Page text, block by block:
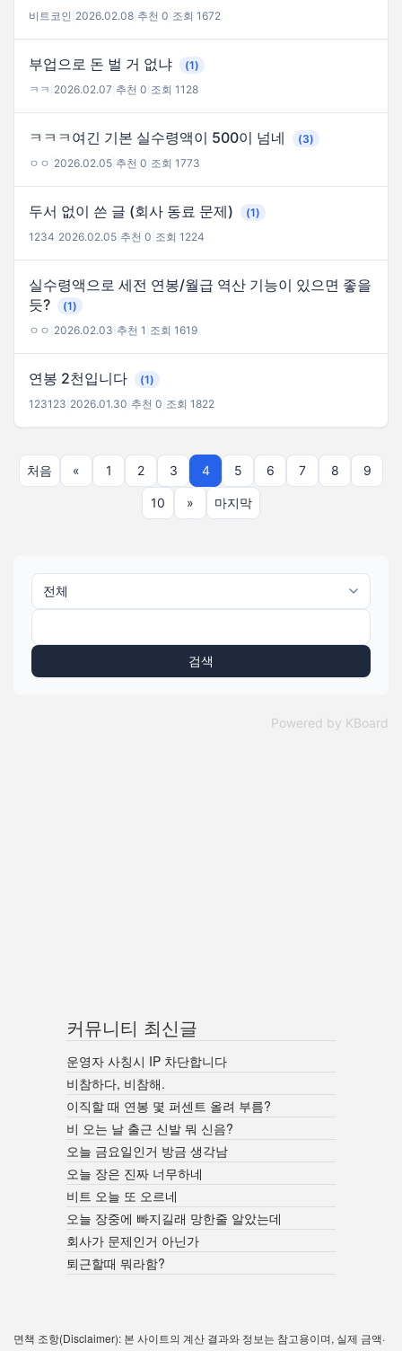
비트코인 2026.02.08 추천 0 조회 1672
부업으로 돈 벌 거 없냐
(1)
ㅋㅋ 2026.02.07 추천 0 조회 1128
ㅋㅋㅋ여긴 기본 실수령액이 500이 넘네
(3)
ㅇㅇ 2026.02.05 추천 0 조회 1773
두서 없이 쓴 글 (회사 동료 문제)
(1)
1234 2026.02.05 추천 0 조회 1224
실수령액으로 세전 연봉/월급 역산 기능이 있으면 좋을
듯?
(1)
ㅇㅇ 2026.02.03 추천 1 조회 1619
연봉 2천입니다
(1)
123123 2026.01.30 추천 0 조회 1822
처음 « 1 2 3 4 5 6 7 8 9
10 » 마지막
검색
Powered by KBoard
커뮤니티 최신글
운영자 사칭시 IP 차단합니다
비참하다, 비참해.
이직할 때 연봉 몇 퍼센트 올려 부름?
비 오는 날 출근 신발 뭐 신음?
오늘 금요일인거 방금 생각남
오늘 장은 진짜 너무하네
비트 오늘 또 오르네
오늘 장중에 빠지길래 망한줄 알았는데
회사가 문제인거 아닌가
퇴근할때 뭐라함?
면책 조항(Disclaimer): 본 사이트의 계산 결과와 정보는 참고용이며, 실제 금액·